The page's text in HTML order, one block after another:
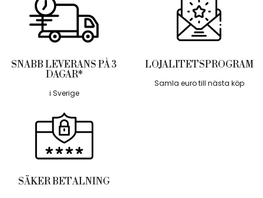
SNABB LEVERANS PÅ 3
DAGAR*
i Sverige
LOJALITETSPROGRAM
Samla euro till nästa köp
SÄKER BETALNING